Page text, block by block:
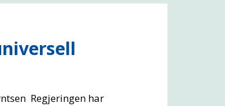
Regjeringen har